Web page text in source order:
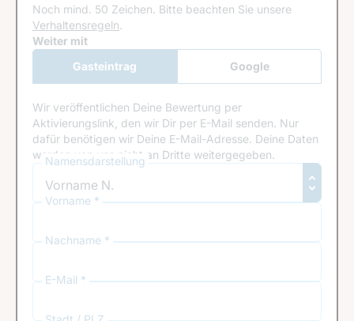
Noch mind. 50 Zeichen. Bitte beachten Sie unsere
Verhaltensregeln.
Google Recaptcha
Weiter mit
Gasteintrag
Google
Anmeldung
Wir veröffentlichen Deine Bewertung per
Aktivierungslink, den wir Dir per E-Mail senden. Nur
dafür benötigen wir Deine E-Mail-Adresse. Deine Daten
werden von uns nicht an Dritte weitergegeben.
Namensdarstellung
Vorname *
Nachname *
E-Mail *